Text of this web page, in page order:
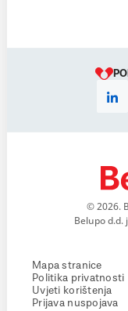
© 2026.
Belupo d.d.
Mapa stranice
Politika privatnosti
Uvjeti korištenja
Prijava nuspojava